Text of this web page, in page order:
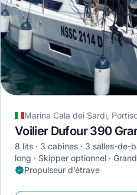
Marina Cala dei Sardi,
Voilier Dufour 390
8 lits 3 cabines 3 salles-de-
long
Skipper optionnel
Propulseur d’étrave